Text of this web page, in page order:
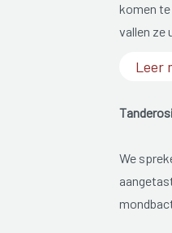
komen
vallen ze
Leer
We